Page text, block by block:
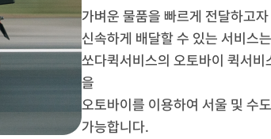
가벼운 물품을 빠르게 전달하고
신속하게 배달할 수 있는 서비스
쏘다퀵서비스의 오토바이 퀵서
을
오토바이를 이용하여 서울 및 수
가능합니다.